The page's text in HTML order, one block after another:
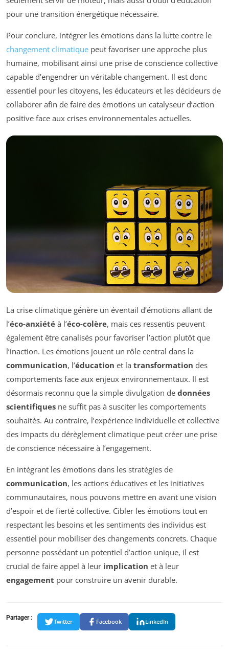
pour une transition énergétique nécessaire.
Pour conclure, intégrer les émotions dans la lutte contre le
changement climatique peut favoriser une approche plus
humaine, mobilisant ainsi une prise de conscience collective
capable d’engendrer un véritable changement. Il est donc
essentiel pour les citoyens, les éducateurs et les décideurs de
collaborer afin de faire des émotions un catalyseur d’action
positive face aux crises environnementales actuelles.
La crise climatique génère un éventail d’émotions allant de
l’éco-anxiété à l’éco-colère, mais ces ressentis peuvent
également être canalisés pour favoriser l’action plutôt que
l’inaction. Les émotions jouent un rôle central dans la
communication, l’éducation et la transformation des
comportements face aux enjeux environnementaux. Il est
désormais reconnu que la simple divulgation de données
scientifiques ne suffit pas à susciter les comportements
souhaités. Au contraire, l’expérience individuelle et collective
des impacts du dérèglement climatique peut créer une prise
de conscience nécessaire à l’engagement.
En intégrant les émotions dans les stratégies de
communication, les actions éducatives et les initiatives
communautaires, nous pouvons mettre en avant une vision
d’espoir et de fierté collective. Cibler les émotions tout en
respectant les besoins et les sentiments des individus est
essentiel pour mobiliser des changements concrets. Chaque
personne possédant un potentiel d’action unique, il est
crucial de faire appel à leur implication et à leur
engagement pour construire un avenir durable.
Partager :
Twitter Facebook LinkedIn